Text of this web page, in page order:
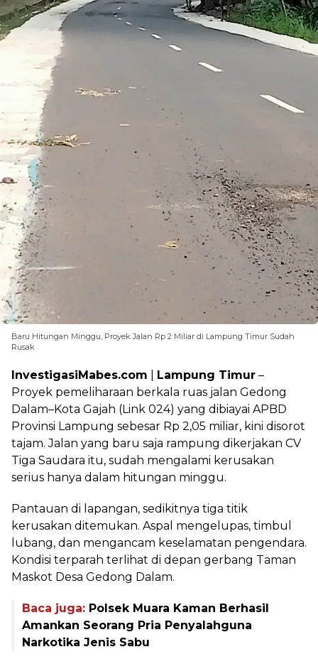
Baru Hitungan Minggu, Proyek Jalan Rp 2 Miliar di Lampung Timur Sudah
Rusak
InvestigasiMabes.com Lampung Timur –
Proyek pemeliharaan berkala ruas jalan Gedong
Dalam–Kota Gajah (Link 024) yang dibiayai APBD
Provinsi Lampung sebesar Rp 2,05 miliar, kini disorot
tajam. Jalan yang baru saja rampung dikerjakan CV
Tiga Saudara itu, sudah mengalami kerusakan
serius hanya dalam hitungan minggu.
Pantauan di lapangan, sedikitnya tiga titik
kerusakan ditemukan. Aspal mengelupas, timbul
lubang, dan mengancam keselamatan pengendara.
Kondisi terparah terlihat di depan gerbang Taman
Maskot Desa Gedong Dalam.
Baca juga: Polsek Muara Kaman Berhasil
Amankan Seorang Pria Penyalahguna
Narkotika Jenis Sabu